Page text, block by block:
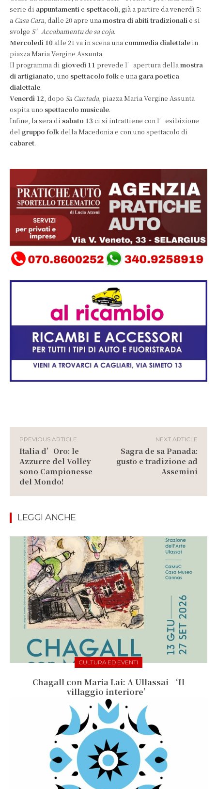
serie di appuntamenti e spettacoli , già a partire da venerdì 5:
a Casa Cara , dalle 20 apre una mostra di abiti tradizionali e si
svolge S’Accabamentu de sa coja.
Mercoledì 10 alle 21 va in scena una commedia dialettale in
piazza Maria Vergine Assunta.
Il programma di giovedì 11 prevede l’apertura della mostra
di artigianato , uno spettacolo folke una gara poetica
dialettale.
Venerdì 12 , dopo Sa Cantada , piazza Maria Vergine Assunta
ospita uno spettacolo musicale.
Infine, la sera di sabato 13 ci si intrattiene con l’esibizione
del gruppo folkdella Macedonia e con uno spettacolo di
cabaret.
PREVIOUS ARTICLE
Italia d’Oro: le
Azzurre del Volley
sono Campionesse
del Mondo!
NEXT ARTICLE
Sagra de sa Panada:
gusto e tradizione ad
Assemini
LEGGI ANCHE
CULTURA ED EVENTI
Chagall con Maria Lai: A Ullassai ‘Il
villaggio interiore’